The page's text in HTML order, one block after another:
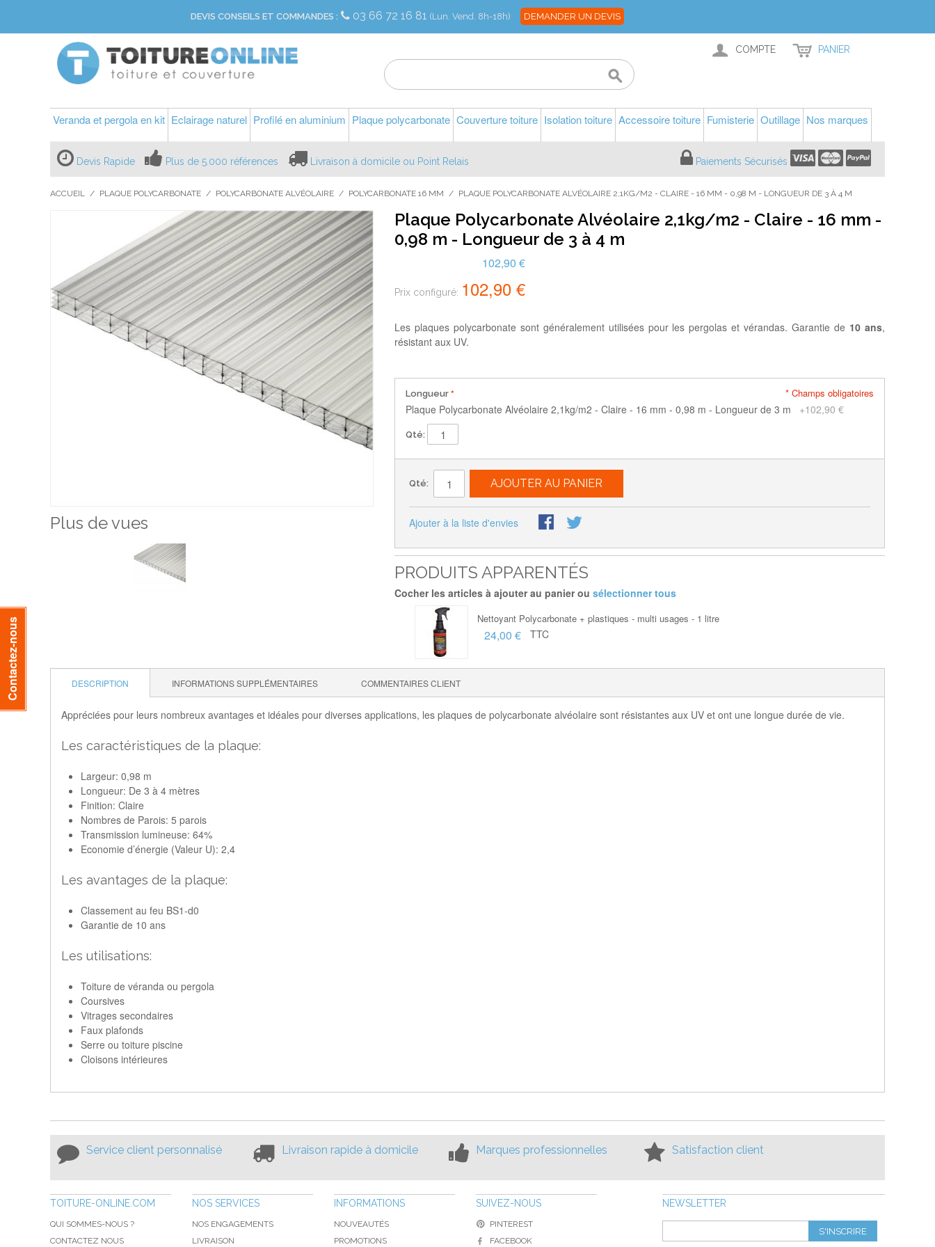
DEVIS CONSEILS ET COMMANDES : 03 66 72 16 81 (Lun. Vend. 8h-18h) DEMANDER UN DEVIS
COMPTE PANIER
Veranda et pergola en kit Eclairage naturel Profilé en aluminium Plaque polycarbonate Couverture toiture Isolation toiture Accessoire toiture Fumisterie Outillage Nos marques
Devis Rapide Plus de 5.000 références Livraison à domicile ou Point Relais Paiements Sécurisés
ACCUEIL / PLAQUE POLYCARBONATE / POLYCARBONATE ALVÉOLAIRE / POLYCARBONATE 16 MM / PLAQUE POLYCARBONATE ALVÉOLAIRE 2,1KG/M2 - CLAIRE - 16 MM - 0,98 M - LONGUEUR DE 3 À 4 M
Plus de vues
Plaque Polycarbonate Alvéolaire 2,1kg/m2 - Claire - 16 mm -
0,98 m - Longueur de 3 à 4 m
102,90 €
Prix configuré: 102,90 €
Les plaques polycarbonate sont généralement utilisées pour les pergolas et vérandas. Garantie de 10 ans,
résistant aux UV.
Longueur
Plaque Polycarbonate Alvéolaire 2,1kg/m2 - Claire - 16 mm - 0,98 m - Longueur de 3 m +102,90 €
Qté:
* Champs obligatoires
Qté: AJOUTER AU PANIER
Ajouter à la liste d'envies
PRODUITS APPARENTÉS
Cocher les articles à ajouter au panier ou sélectionner tous
Nettoyant Polycarbonate + plastiques - multi usages - 1 litre
24,00 € TTC
DESCRIPTION INFORMATIONS SUPPLÉMENTAIRES COMMENTAIRES CLIENT
Appréciées pour leurs nombreux avantages et idéales pour diverses applications, les plaques de polycarbonate alvéolaire sont résistantes aux UV et ont une longue durée de vie.
Les caractéristiques de la plaque:
Largeur: 0,98 m
Longueur: De 3 à 4 mètres
Finition: Claire
Nombres de Parois: 5 parois
Transmission lumineuse: 64%
Economie d’énergie (Valeur U): 2,4
Les avantages de la plaque:
Classement au feu BS1-d0
Garantie de 10 ans
Les utilisations:
Toiture de véranda ou pergola
Coursives
Vitrages secondaires
Faux plafonds
Serre ou toiture piscine
Cloisons intérieures
Service client personnalisé Livraison rapide à domicile Marques professionnelles Satisfaction client
NEWSLETTER
S'INSCRIRE
TOITURE-ONLINE.COM
QUI SOMMES-NOUS ?
CONTACTEZ NOUS
NOS SERVICES
NOS ENGAGEMENTS
LIVRAISON
INFORMATIONS
NOUVEAUTÉS
PROMOTIONS
SUIVEZ-NOUS
PINTEREST
FACEBOOK
Contactez-nous